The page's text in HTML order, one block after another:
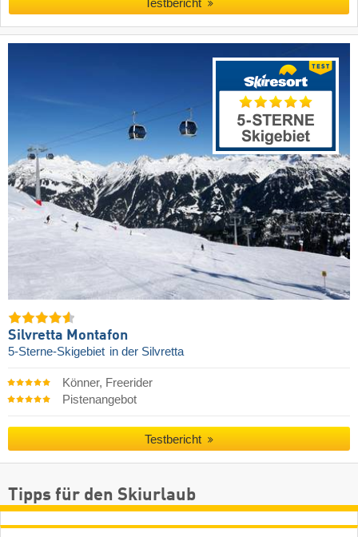
Testbericht
Silvretta Montafon
5-Sterne-Skigebiet in der Silvretta
Könner, Freerider
Pistenangebot
Testbericht
Tipps für den Skiurlaub